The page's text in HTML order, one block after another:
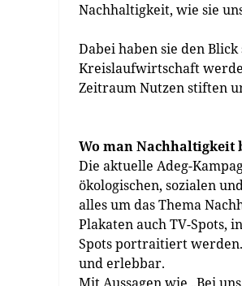
Nachhaltigkeit, wie sie
Dabei haben sie den
Kreislaufwirtschaft
Zeitraum Nutzen stiften
Wo man Nachhaltigkeit
Die aktuelle Adeg-
ökologischen, sozialen
alles um das Thema
Plakaten auch TV-Spots,
Spots portraitiert
und erlebbar.